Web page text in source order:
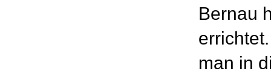
Bernau
man in